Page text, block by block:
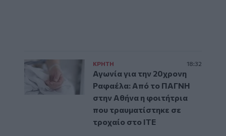
ΚΡΗΤΗ 18:32
Αγωνία για την 20χρονη
Ραφαέλα: Από το ΠΑΓΝΗ
στην Αθήνα η φοιτήτρια
που τραυματίστηκε σε
τροχαίο στο ΙΤΕ